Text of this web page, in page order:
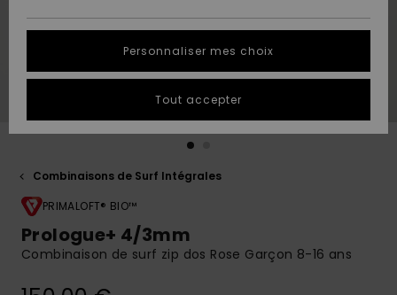
A
Découvrir
A
Découvrir
tailles
conversation
obtenir la
plus rapide
à votre
question.
Démarrer
QUIKSILVER
Combinaisons de Surf Intégrales
PRIMALOFT® BIO™
Prologue+ 4/3mm
Combinaison de surf zip dos Rose Garçon 8-16 ans
Personnaliser mes choix
Tout accepter